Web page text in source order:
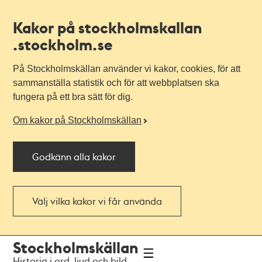
Kakor på stockholmskallan
.stockholm.se
På Stockholmskällan använder vi kakor, cookies, för att
sammanställa statistik och för att webbplatsen ska
fungera på ett bra sätt för dig.
Om kakor på Stockholmskällan
Godkänn alla kakor
Välj vilka kakor vi får använda
navigationen
huvudinnehållet
Stockholmskällan